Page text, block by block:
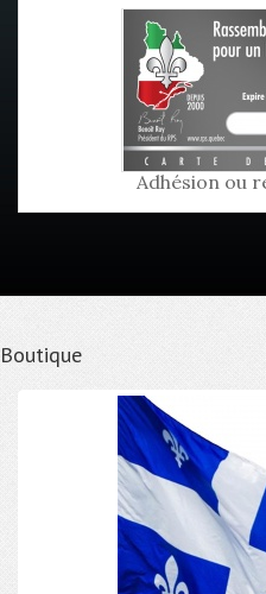
Adhésion ou
Boutique